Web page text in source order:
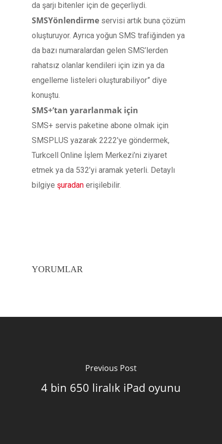
da şarjı bitenler için de geçerliydi.
SMSYönlendirme servisi artık buna çözüm
oluşturuyor. Ayrıca yoğun SMS trafiğinden ya
da bazı numaralardan gelen SMS’lerden
rahatsız olanlar kendileri için izin ya da
engelleme listeleri oluşturabiliyor” diye
konuştu.
SMS+’tan yararlanmak için
SMS+ servis paketine abone olmak için
SMSPLUS yazarak 2222’ye göndermek,
Turkcell Online İşlem Merkezi’ni ziyaret
etmek ya da 532’yi aramak yeterli. Detaylı
bilgiye şuradan erişilebilir.
YORUMLAR
Previous Post
4 bin 650 liralık iPad oyunu